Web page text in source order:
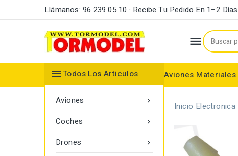
Llámanos: 96 239 05 10 · Recibe Tu Pedido En 1–2 Días

Aviones Materiales
Todos Los Articulos

Aviones

Coches

Drones
Inicio Electronica